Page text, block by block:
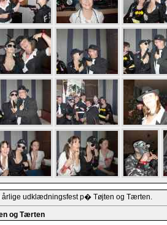
årlige udklædningsfest p� Tøjten og Tærten.
og Tærten